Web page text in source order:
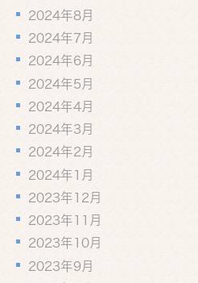
2024年8月
2024年7月
2024年6月
2024年5月
2024年4月
2024年3月
2024年2月
2024年1月
2023年12月
2023年11月
2023年10月
2023年9月